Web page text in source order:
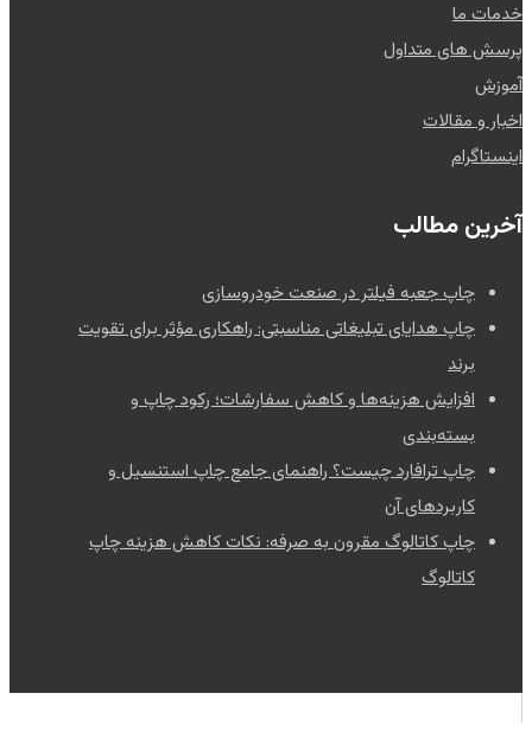
خدمات ما
پرسش های متداول
آموزش
اخبار و مقالات
اینستاگرام
آخرین مطالب
چاپ جعبه فیلتر در صنعت خودروسازی
چاپ هدایای تبلیغاتی مناسبتی: راهکاری مؤثر برای تقویت
برند
افزایش هزینه‌ها و کاهش سفارشات؛ رکود چاپ و
بسته‌بندی
چاپ ترافارد چیست؟ راهنمای جامع چاپ استنسیل و
کاربردهای آن
چاپ کاتالوگ مقرون به صرفه: نکات کاهش هزینه چاپ
کاتالوگ